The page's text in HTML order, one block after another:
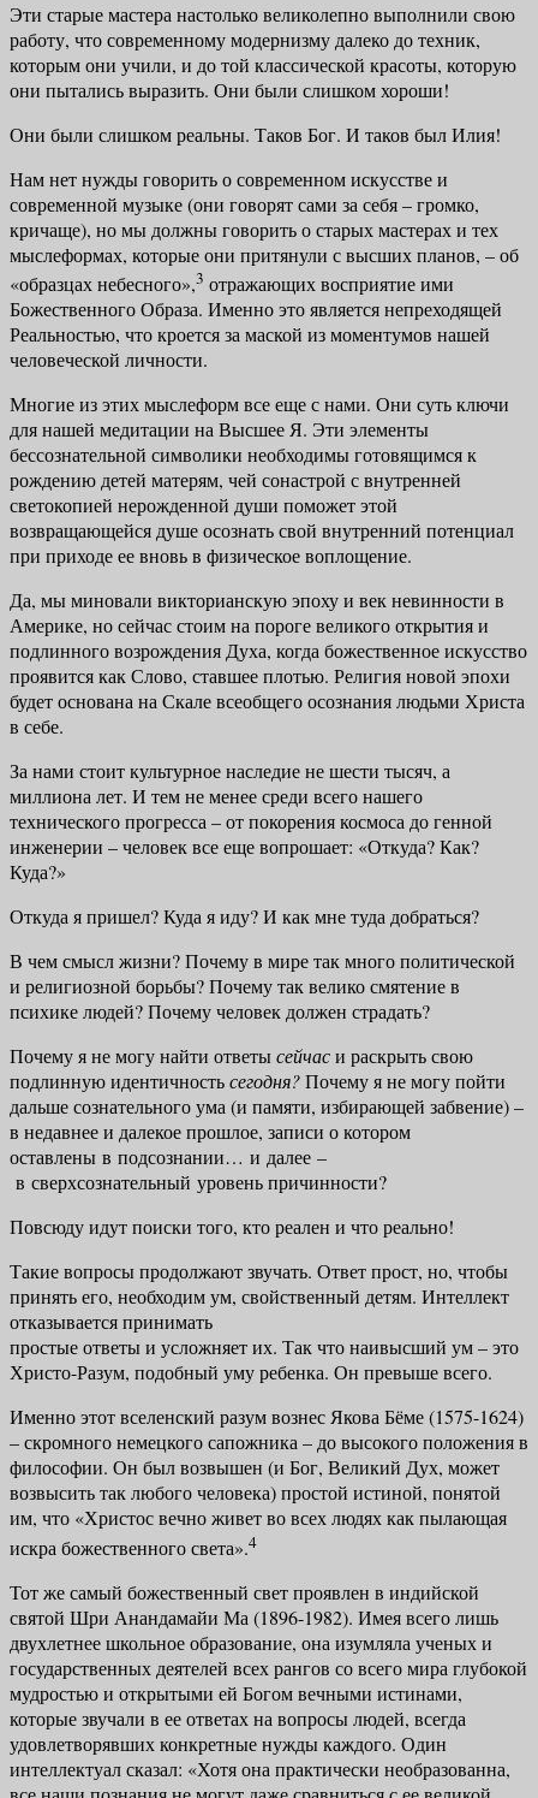
Эти старые мастера настолько великолепно выполнили свою
работу, что современному модернизму далеко до техник,
которым они учили, и до той классической красоты, которую
они пытались выразить. Они были слиш­ком хороши!
Они были слишком реальны. Таков Бог. И таков был Илия!
Нам нет нужды говорить о современном искусстве и
современной му­зыке (они говорят сами за себя – громко,
кричаще), но мы должны гово­рить о старых мастерах и тех
мыслеформах, которые они притянули с выс­ших планов, – об
«образцах небесного»,3 отражающих восприятие ими
Божественного Образа. Именно это является непреходящей
Реальностью, что кроется за маской из моментумов нашей
человеческой личности.
Многие из этих мыслеформ все еще с нами. Они суть ключи
для нашей медитации на Высшее Я. Эти элементы
бессознательной символики необ­ходимы готовящимся к
рождению детей матерям, чей сонастрой с внутрен­ней
светокопией нерожденной души поможет этой
возвращающейся душе осознать свой внутренний потенциал
при приходе ее вновь в физическое воплощение.
Да, мы миновали викторианскую эпоху и век невинности в
Америке, но сейчас стоим на пороге великого открытия и
подлинного возрождения Духа, когда божественное искусство
проявится как Слово, ставшее плотью. Рели­гия новой эпохи
будет основана на Скале всеобщего осознания людьми Христа
в себе.
За нами стоит культурное наследие не шести тысяч, а
миллиона лет. И тем не менее среди всего нашего
технического прогресса – от покорения космоса до генной
инженерии – человек все еще вопрошает: «Откуда? Как?
Куда?»
Откуда я пришел? Куда я иду? И как мне туда добраться?
В чем смысл жизни? Почему в мире так много политической
и религи­озной борьбы? Почему так велико смятение в
психике людей? Почему че­ловек должен страдать?
Почему я не могу найти ответысейчаси раскрыть свою
подлинную иден­тичностьсегодня?Почему я не могу пойти
дальше сознательного ума (и па­мяти, избирающей забвение) –
в недавнее и далекое прошлое, записи о ко­тором
оставлены в подсознании… и далее –
в сверхсознательный уровень причинности?
Повсюду идут поиски того, кто реален и что реально!
Такие вопросы продолжают звучать. Ответ прост, но, чтобы
принять его, необходим ум, свойственный детям. Интеллект
отказывается принимать
простые ответы и усложняет их. Так что наивысший ум – это
Христо-Разум, подобный уму ребенка. Он превыше всего.
Именно этот вселенский разум вознес Якова Бёме (1575-1624)
– скром­ного немецкого сапожника – до высокого положения в
философии. Он был возвышен (и Бог, Великий Дух, может
возвысить так любого человека) про­стой истиной, понятой
им, что «Христос вечно живет во всех людях как пылающая
искра божественного света».4
Тот же самый божественный свет проявлен в индийской
святой Шри Анандамайи Ма (1896-1982). Имея всего лишь
двухлетнее школьное обра­зование, она изумляла ученых и
государственных деятелей всех рангов со всего мира глубокой
мудростью и открытыми ей Богом вечными истинами,
которые звучали в ее ответах на вопросы людей, всегда
удовлетворявших конкретные нужды каждого. Один
интеллектуал сказал: «Хотя она практи­чески необразованна,